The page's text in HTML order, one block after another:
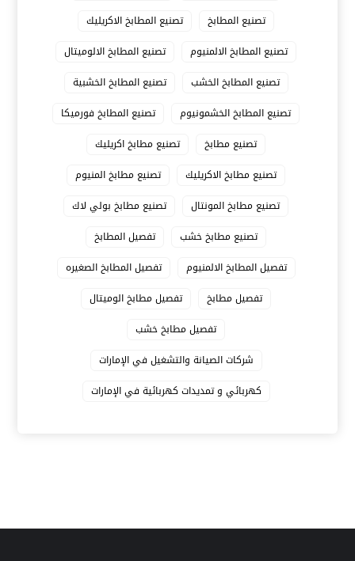
تصنيع المطابخ
تصنيع المطابخ الاكريليك
تصنيع المطابخ الالمنيوم
تصنيع المطابخ الالوميتال
تصنيع المطابخ الخشب
تصنيع المطابخ الخشبية
تصنيع المطابخ الخشمونيوم
تصنيع المطابخ فورميكا
تصنيع مطابخ
تصنيع مطابخ اكريليك
تصنيع مطابخ الاكريليك
تصنيع مطابخ المنيوم
تصنيع مطابخ المونتال
تصنيع مطابخ بولي لاك
تصنيع مطابخ خشب
تفصيل المطابخ
تفصيل المطابخ الالمنيوم
تفصيل المطابخ الصغيره
تفصيل مطابخ
تفصيل مطابخ الوميتال
تفصيل مطابخ خشب
شركات الصيانة والتشغيل في الإمارات
كهربائي و تمديدات كهربائية في الإمارات